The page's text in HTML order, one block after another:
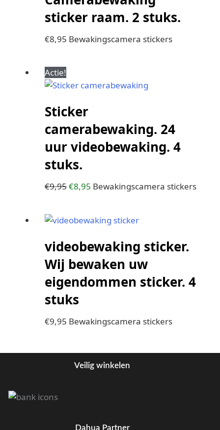
sticker raam. 2 stuks.
€8,95 Bewakingscamera stickers
Actie!
Sticker
camerabewaking. 24
uur videobewaking. 4
stuks.
€9,95
prijs
€9,95.
€8,95
prijs
Bewakingscamera stickers
videobewaking sticker.
Wij bewaken uw
eigendommen sticker. 4
stuks
€9,95 Bewakingscamera stickers
Veilig winkelen
Dahua Partner